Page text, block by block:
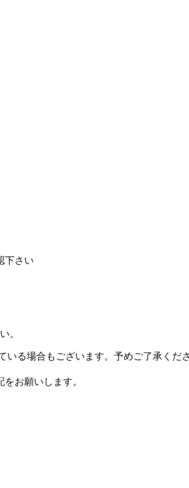
下さい
。
いる場合もございます。予めご了承くだ
お願いします。